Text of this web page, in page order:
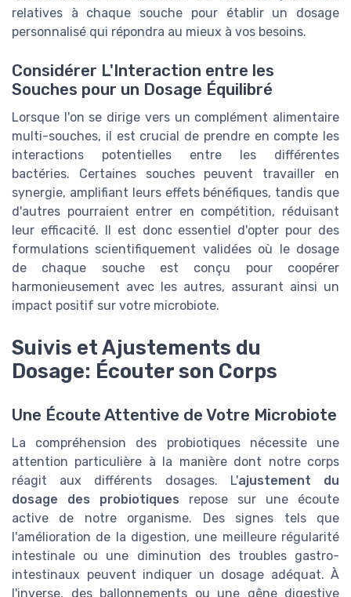
relatives à chaque souche pour établir un dosage
personnalisé qui répondra au mieux à vos besoins.
Considérer L'Interaction entre les
Souches pour un Dosage Équilibré
Lorsque l'on se dirige vers un complément alimentaire
multi-souches, il est crucial de prendre en compte les
interactions potentielles entre les différentes
bactéries. Certaines souches peuvent travailler en
synergie, amplifiant leurs effets bénéfiques, tandis que
d'autres pourraient entrer en compétition, réduisant
leur efficacité. Il est donc essentiel d'opter pour des
formulations scientifiquement validées où le dosage
de chaque souche est conçu pour coopérer
harmonieusement avec les autres, assurant ainsi un
impact positif sur votre microbiote.
Suivis et Ajustements du
Dosage: Écouter son Corps
Une Écoute Attentive de Votre Microbiote
La compréhension des probiotiques nécessite une
attention particulière à la manière dont notre corps
réagit aux différents dosages. L'ajustement du
dosage des probiotiques repose sur une écoute
active de notre organisme. Des signes tels que
l'amélioration de la digestion, une meilleure régularité
intestinale ou une diminution des troubles gastro-
intestinaux peuvent indiquer un dosage adéquat. À
l'inverse, des ballonnements ou une gêne digestive